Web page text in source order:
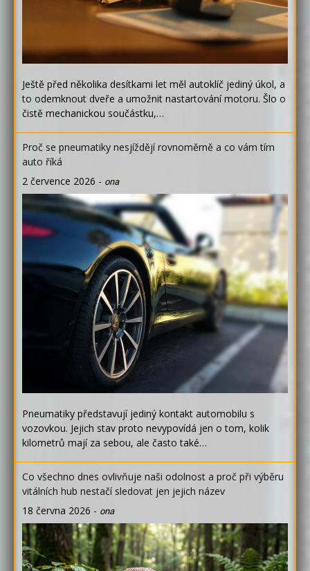
Ještě před několika desítkami let měl autoklíč jediný úkol, a
to odemknout dveře a umožnit nastartování motoru. Šlo o
čistě mechanickou součástku,…
Proč se pneumatiky nesjíždějí rovnoměrně a co vám tím
auto říká
2 července 2026 - ona
Pneumatiky představují jediný kontakt automobilu s
vozovkou. Jejich stav proto nevypovídá jen o tom, kolik
kilometrů mají za sebou, ale často také…
Co všechno dnes ovlivňuje naši odolnost a proč při výběru
vitálních hub nestačí sledovat jen jejich název
18 června 2026 - ona